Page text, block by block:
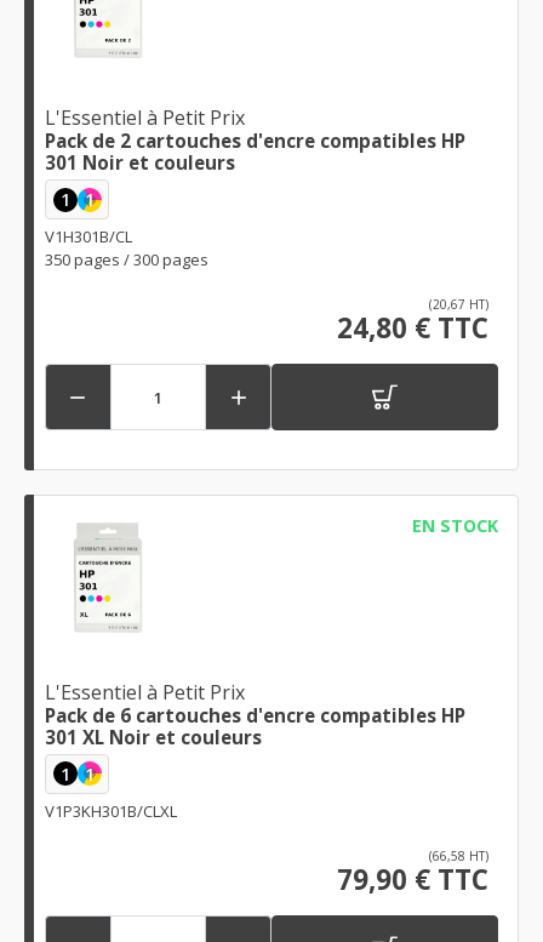
L'Essentiel à Petit Prix
Pack de 2 cartouches d'encre compatibles HP
301 Noir et couleurs
1 1
V1H301B/CL
350 pages / 300 pages
(20,67 HT)
24,80 € TTC
 
EN STOCK
L'Essentiel à Petit Prix
Pack de 6 cartouches d'encre compatibles HP
301 XL Noir et couleurs
1 1
V1P3KH301B/CLXL
(66,58 HT)
79,90 € TTC